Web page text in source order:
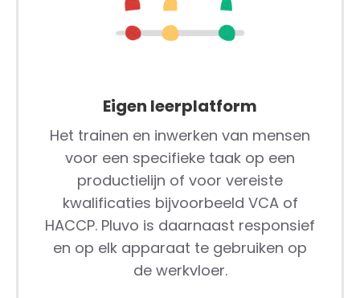
Eigen leerplatform
Het trainen en inwerken van mensen
voor een specifieke taak op een
productielijn of voor vereiste
kwalificaties bijvoorbeeld VCA of
HACCP. Pluvo is daarnaast responsief
en op elk apparaat te gebruiken op
de werkvloer.